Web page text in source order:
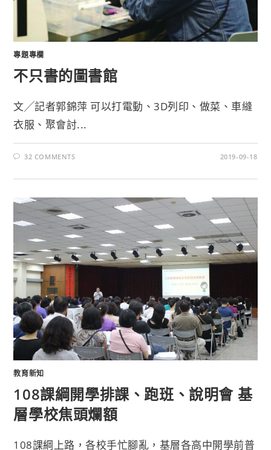
專題專欄
不只書的圖書館
文╱記者郭錦萍 可以打電動、3D列印、做菜、車縫
衣服、聚會討...
32 COMMENTS 2019-09-18
教育新知
108課綱開學排課、跑班、說明會 基
層學校焦頭爛額
108課綱上路，各校手忙腳亂，基層各高中開學前普